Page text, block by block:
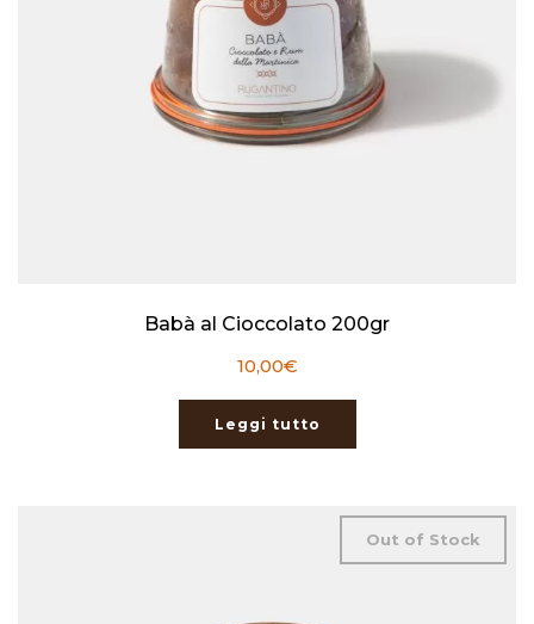
Babà al Cioccolato 200gr
10,00€
Leggi tutto
Out of Stock